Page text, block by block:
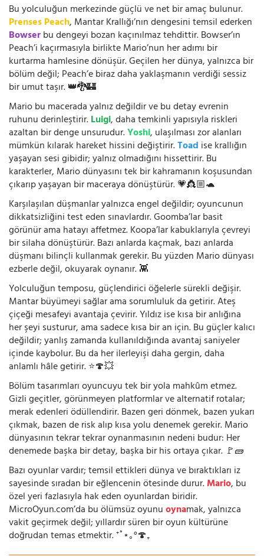
Bu yolculuğun merkezinde güçlü ve net bir amaç bulunur.
Prenses Peach, Mantar Krallığı’nın dengesini temsil ederken
Bowserbu dengeyi bozan kaçınılmaz tehdittir. Bowser’ın
Peach’i kaçırmasıyla birlikte Mario’nun her adımı bir
kurtarma hamlesine dönüşür. Geçilen her dünya, yalnızca bir
bölüm değil; Peach’e biraz daha yaklaşmanın verdiği sessiz
bir umut taşır. 👑🐉🏰
Mario bu macerada yalnız değildir ve bu detay evrenin
ruhunu derinleştirir.Luigi, daha temkinli yapısıyla riskleri
azaltan bir denge unsurudur.Yoshi, ulaşılması zor alanları
mümkün kılarak hareket hissini değiştirir.Toad ise krallığın
yaşayan sesi gibidir; yalnız olmadığını hissettirir. Bu
karakterler, Mario dünyasını tek bir kahramanın koşusundan
çıkarıp yaşayan bir maceraya dönüştürür. 💗👸🏼🐢
Karşılaşılan düşmanlar yalnızca engel değildir; oyuncunun
dikkatsizliğini test eden sınavlardır. Goomba’lar basit
görünür ama hatayı affetmez. Koopa’lar kabuklarıyla çevreyi
bir silaha dönüştürür. Bazı anlarda kaçmak, bazı anlarda
düşmanı bilinçli kullanmak gerekir. Bu yüzden Mario dünyası
ezberle değil, okuyarak oynanır. 👾
Yolculuğun temposu, güçlendirici öğelerle sürekli değişir.
Mantar büyümeyi sağlar ama sorumluluk da getirir. Ateş
çiçeği mesafeyi avantaja çevirir. Yıldız ise kısa bir anlığına
her şeyi susturur, ama sadece kısa bir an için. Bu güçler kalıcı
değildir; yanlış zamanda kullanıldığında avantaj saniyeler
içinde kaybolur. Bu da her ilerleyişi daha gergin, daha
anlamlı hâle getirir. ⭐🍄💥
Bölüm tasarımları oyuncuyu tek bir yola mahkûm etmez.
Gizli geçitler, görünmeyen platformlar ve alternatif rotalar;
merak edenleri ödüllendirir. Bazen geri dönmek, bazen yukarı
çıkmak, bazen de risk alıp kısa yolu denemek gerekir. Mario
dünyasının tekrar tekrar oynanmasının nedeni budur: Her
denemede başka bir detay, başka bir his ortaya çıkar. 🚩🧱
Bazı oyunlar vardır; temsil ettikleri dünya ve bıraktıkları iz
sayesinde sıradan bir eğlencenin ötesinde durur.Mario, bu
özel yeri fazlasıyla hak eden oyunlardan biridir.
MicroOyun.com’da bu ölümsüz oyunuoynamak, yalnızca
vakit geçirmek değil; yıllardır süren bir oyun kültürüne
doğrudan temas etmektir. ⁺˚⋆｡°🍄₊